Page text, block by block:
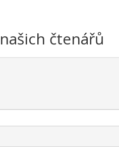
čtenářů